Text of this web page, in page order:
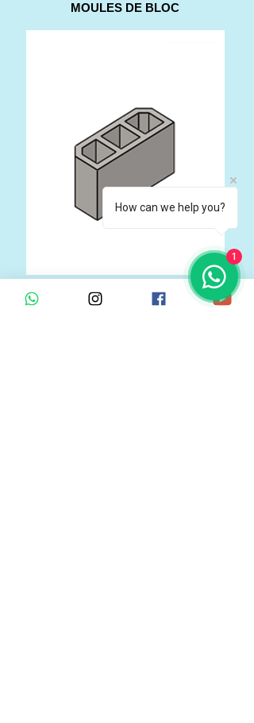
MOULES DE BLOC
BLOCK MOULD
How can we help you?
1